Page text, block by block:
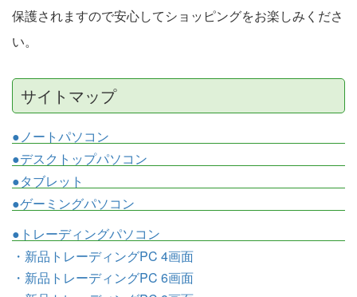
保護されますので安心してショッピングをお楽しみくださ
い。
サイトマップ
●ノートパソコン
●デスクトップパソコン
●タブレット
●ゲーミングパソコン
●トレーディングパソコン
・新品トレーディングPC 4画面
・新品トレーディングPC 6画面